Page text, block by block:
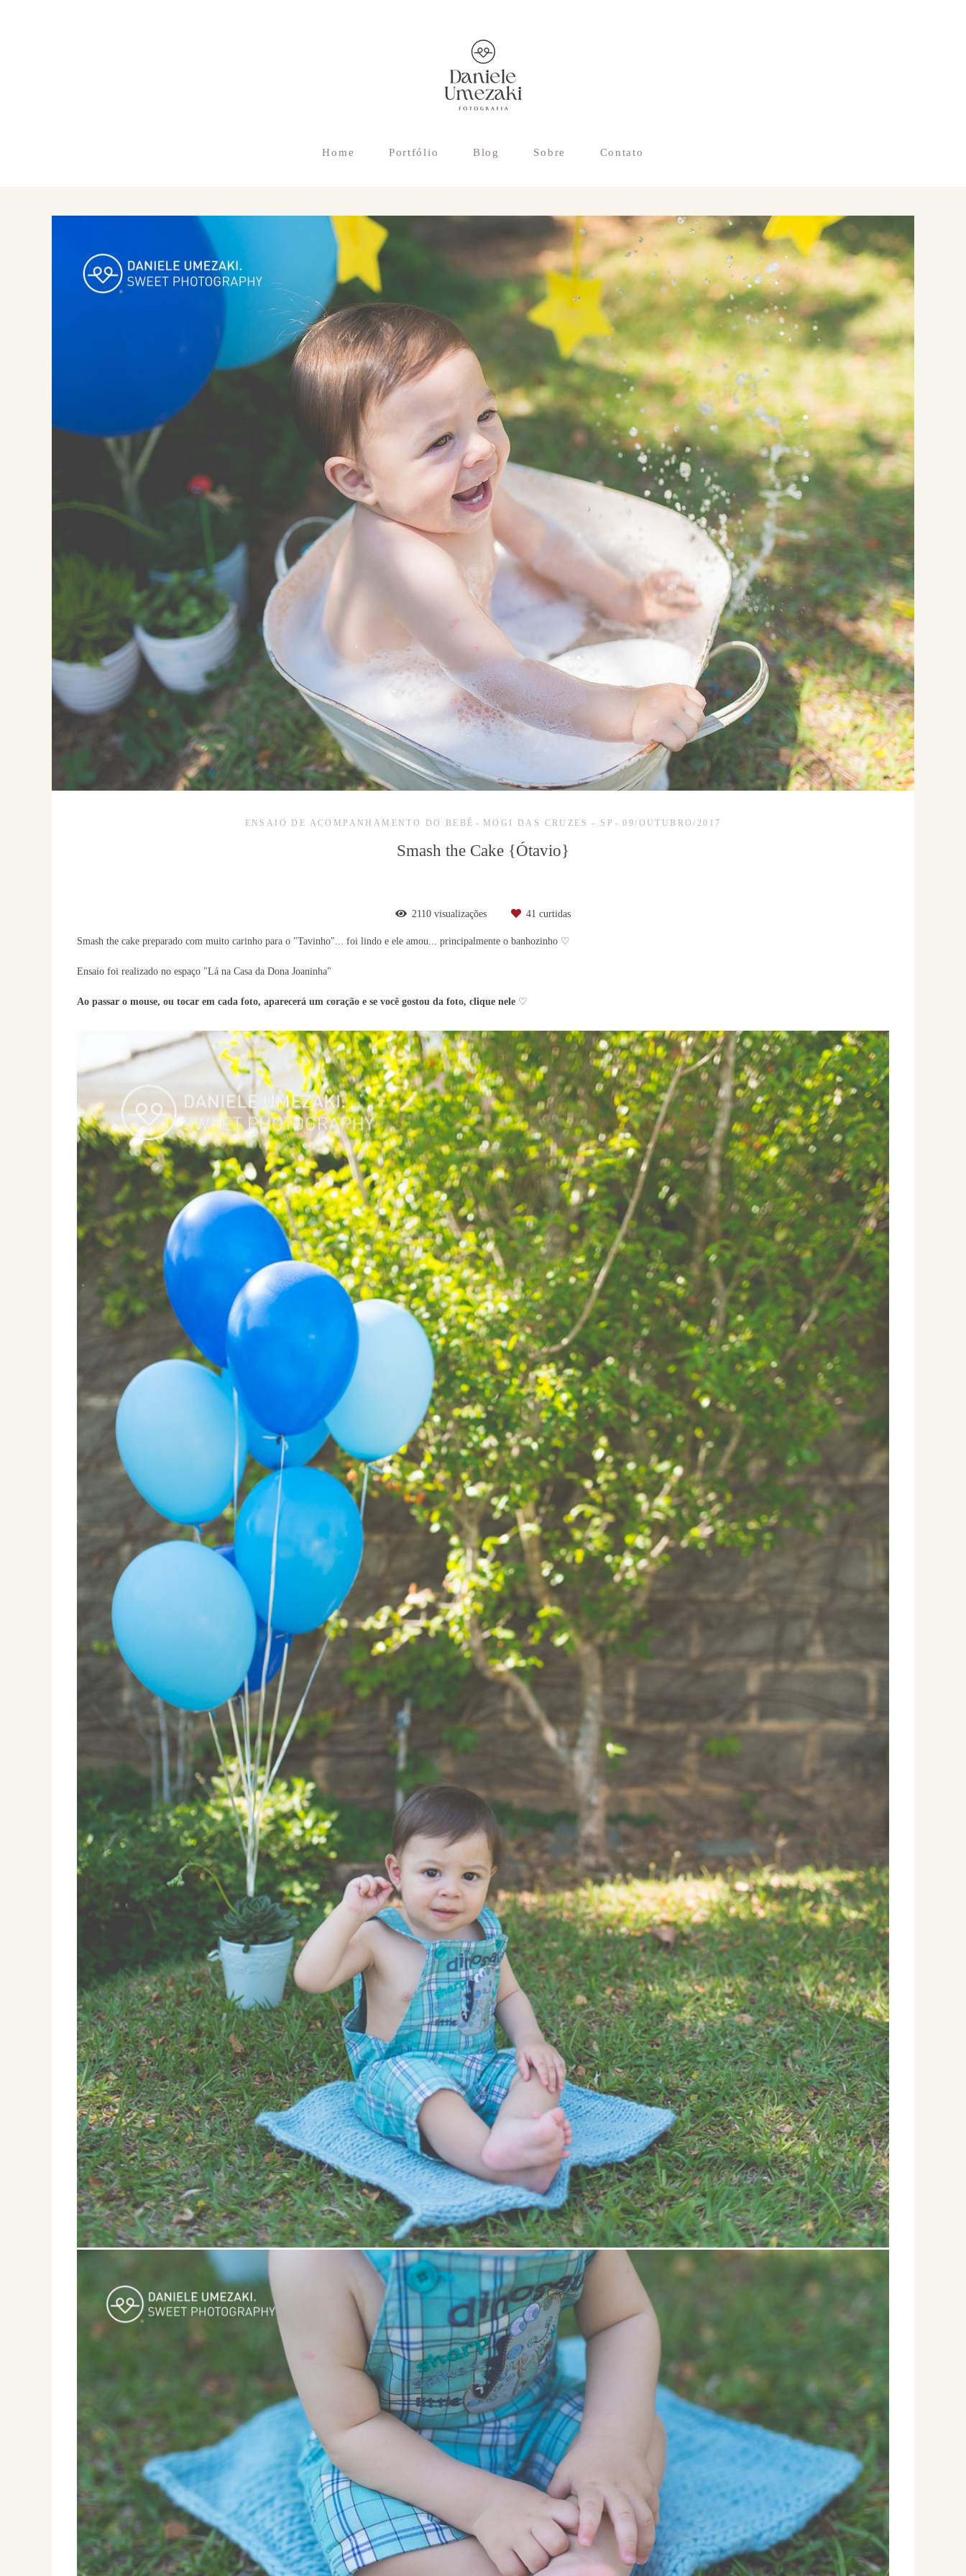
Home Portfólio Blog Sobre Contato
ENSAIO DE ACOMPANHAMENTO DO BEBÊ MOGI DAS CRUZES - SP 09/OUTUBRO/2017
Smash the Cake {Ótavio}
2110 visualizações 41 curtidas
Smash the cake preparado com muito carinho para o "Tavinho"... foi lindo e ele amou... principalmente o banhozinho ♡
Ensaio foi realizado no espaço "Lá na Casa da Dona Joaninha"
Ao passar o mouse, ou tocar em cada foto, aparecerá um coração e se você gostou da foto, clique nele ♡